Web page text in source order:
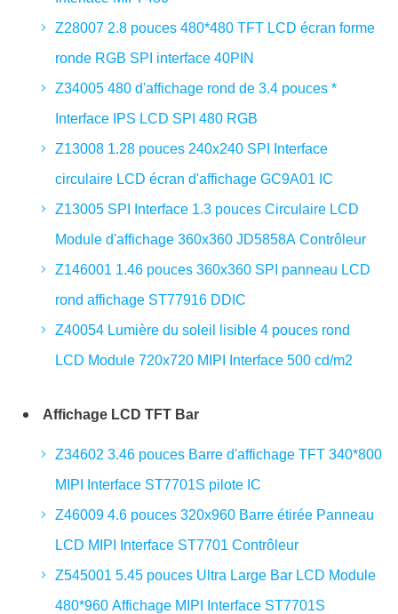
Z28007 2.8 pouces 480*480 TFT LCD écran forme
ronde RGB SPI interface 40PIN
Z34005 480 d'affichage rond de 3.4 pouces *
Interface IPS LCD SPI 480 RGB
Z13008 1.28 pouces 240x240 SPI Interface
circulaire LCD écran d'affichage GC9A01 IC
Z13005 SPI Interface 1.3 pouces Circulaire LCD
Module d'affichage 360x360 JD5858A Contrôleur
Z146001 1.46 pouces 360x360 SPI panneau LCD
rond affichage ST77916 DDIC
Z40054 Lumière du soleil lisible 4 pouces rond
LCD Module 720x720 MIPI Interface 500 cd/m2
Affichage LCD TFT Bar
Z34602 3.46 pouces Barre d'affichage TFT 340*800
MIPI Interface ST7701S pilote IC
Z46009 4.6 pouces 320x960 Barre étirée Panneau
LCD MIPI Interface ST7701 Contrôleur
Z545001 5.45 pouces Ultra Large Bar LCD Module
480*960 Affichage MIPI Interface ST7701S